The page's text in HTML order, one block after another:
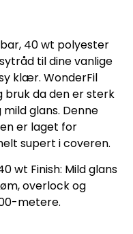
40 wt polyester
til dine vanlige
klær. WonderFil
bruk da den er sterk
glans. Denne
er laget for
supert i coveren.
wt Finish: Mild glans
overlock og
metere.